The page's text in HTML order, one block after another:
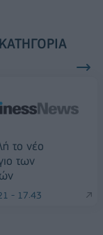
το νέο
των
- 17:43